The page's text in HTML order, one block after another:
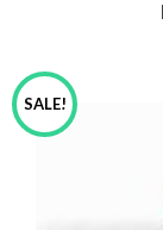
SALE!